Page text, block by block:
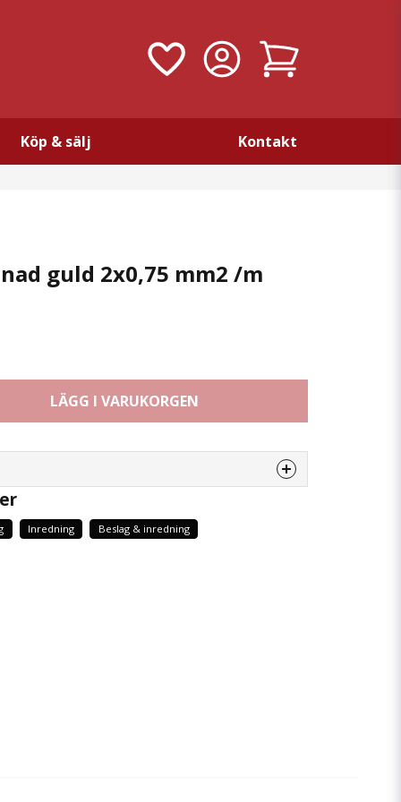
Köp & sälj Kontakt
guld 2x0,75 mm2 /m
LÄGG I VARUKORGEN
produkten...
Inredning Beslag & inredning